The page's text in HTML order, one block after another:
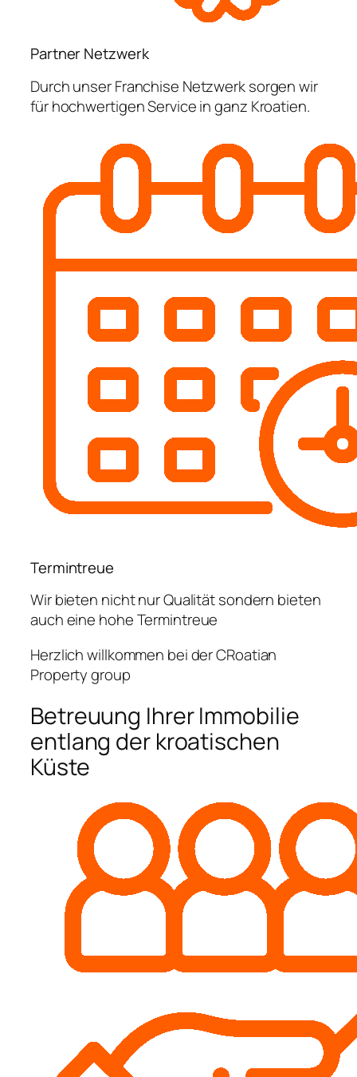
Partner Netzwerk
Durch unser Franchise Netzwerk sorgen wir
für hochwertigen Service in ganz Kroatien.
Termintreue
Wir bieten nicht nur Qualität sondern bieten
auch eine hohe Termintreue
Herzlich willkommen bei der CRoatian
Property group
Betreuung Ihrer Immobilie
entlang der kroatischen
Küste